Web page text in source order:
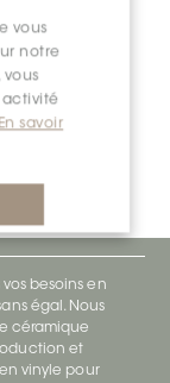
vous
notre
vous
activité
En savoir
besoins en
égal. Nous
céramique
et
vinyle pour